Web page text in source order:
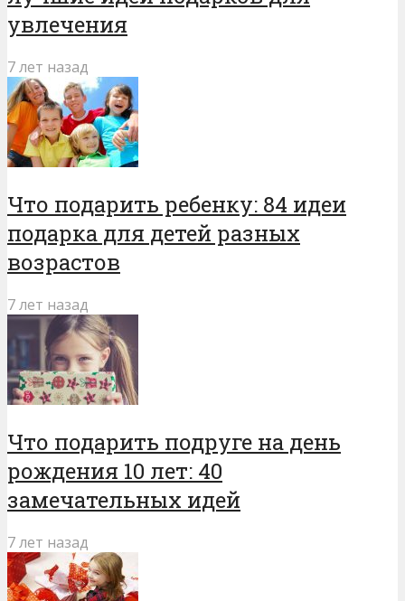
увлечения
7 лет назад
Что подарить ребенку: 84 идеи
подарка для детей разных
возрастов
7 лет назад
Что подарить подруге на день
рождения 10 лет: 40
замечательных идей
7 лет назад